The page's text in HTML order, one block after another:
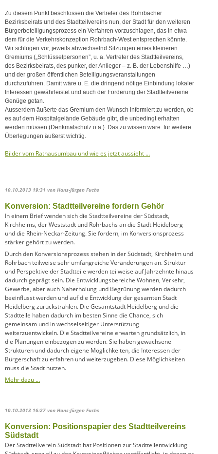
Zu diesem Punkt beschlossen die Vertreter des Rohrbacher
Bezirksbeirats und des Stadtteilvereins nun, der Stadt für den weiteren
Bürgerbeteiligungsprozess ein Verfahren vorzuschlagen, das in etwa
dem für die Verkehrskonzeption Rohrbach-West entsprechen könnte.
Wir schlugen vor, jeweils abwechselnd Sitzungen eines kleineren
Gremiums („Schlüsselpersonen”, u. a. Vertreter des Stadtteilvereins,
des Bezirksbeirats, des punker, der Anlieger – z. B. der Lebenshilfe …)
und der großen öffentlichen Beteiligungsveranstaltungen
durchzuführen. Damit wäre u. E. die dringend nötige Einbindung lokaler
Interessen gewährleistet und auch der Forderung der Stadtteilvereine
Genüge getan.
Ausserdem äußerte das Gremium den Wunsch informiert zu werden, ob
es auf dem Hospitalgelände Gebäude gibt, die unbedingt erhalten
werden müssen (Denkmalschutz o.ä.). Das zu wissen wäre für weitere
Überlegungen äußerst wichtig.
Bilder vom Rathausumbau und wie es jetzt aussieht …
10.10.2013 19:31 von Hans-Jürgen Fuchs
Konversion: Stadtteilvereine fordern Gehör
In einem Brief wenden sich die Stadtteilvereine der Südstadt,
Kirchheims, der Weststadt und Rohrbachs an die Stadt Heidelberg
und die Rhein-Neckar-Zeitung. Sie fordern, im Konversionsprozess
stärker gehört zu werden.
Durch den Konversionsprozess stehen in der Südstadt, Kirchheim und
Rohrbach teilweise sehr umfangreiche Veränderungen an. Struktur
und Perspektive der Stadtteile werden teilweise auf Jahrzehnte hinaus
dadurch geprägt sein. Die Entwicklungsbereiche Wohnen, Verkehr,
Gewerbe, aber auch Naherholung und Begrünung werden dadurch
beeinflusst werden und auf die Entwicklung der gesamten Stadt
Heidelberg zurückstrahlen. Die Gesamtstadt Heidelberg und die
Stadtteile haben dadurch im besten Sinne die Chance, sich
gemeinsam und in wechselseitiger Unterstützung
weiterzuentwickeln. Die Stadtteilvereine erwarten grundsätzlich, in
die Planungen einbezogen zu werden. Sie haben gewachsene
Strukturen und dadurch eigene Möglichkeiten, die Interessen der
Bürgerschaft zu erfahren und weiterzugeben. Diese Möglichkeiten
muss die Stadt nutzen.
Mehr dazu …
10.10.2013 16:27 von Hans-Jürgen Fuchs
Konversion: Positionspapier des Stadtteilvereins
Südstadt
Der Stadtteilverein Südstadt hat Positionen zur Stadtteilentwicklung